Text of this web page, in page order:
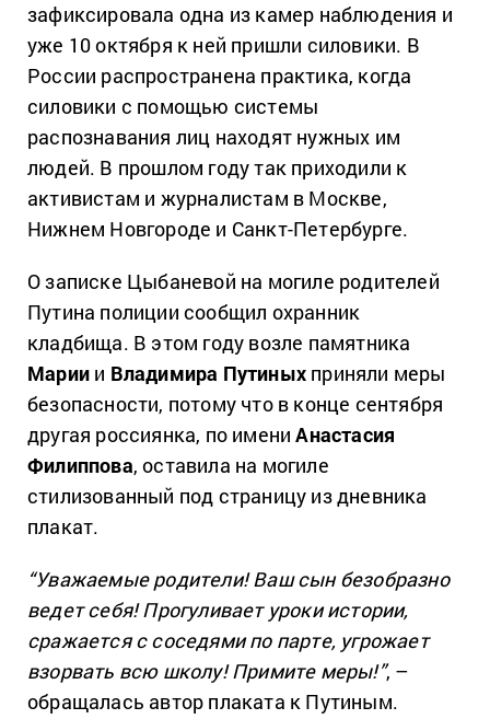
зафиксировала одна из камер наблюдения и
уже 10 октября к ней пришли силовики. В
России распространена практика, когда
силовики с помощью системы
распознавания лиц находят нужных им
людей. В прошлом году так приходили к
активистам и журналистам в Москве,
Нижнем Новгороде и Санкт-Петербурге.
О записке Цыбаневой на могиле родителей
Путина полиции сообщил охранник
кладбища. В этом году возле памятника
Марии и Владимира Путиных приняли меры
безопасности, потому что в конце сентября
другая россиянка, по имени Анастасия
Филиппова, оставила на могиле
стилизованный под страницу из дневника
плакат.
“Уважаемые родители! Ваш сын безобразно
ведет себя! Прогуливает уроки истории,
сражается с соседями по парте, угрожает
взорвать всю школу! Примите меры!”, –
обращалась автор плаката к Путиным.